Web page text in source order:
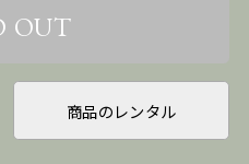
商品のレンタル